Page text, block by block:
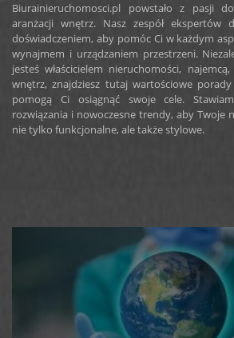
Biurainieruchomosci.pl powstało z pasji
aranżacji wnętrz. Nasz zespół ekspertów
doświadczeniem, aby pomóc Ci w każdym
wynajmem i urządzaniem przestrzeni.
jesteś właścicielem nieruchomości,
wnętrz, znajdziesz tutaj wartościowe
pomogą Ci osiągnąć swoje cele.
rozwiązania i nowoczesne trendy, aby Twoje
nie tylko funkcjonalne, ale także stylowe.